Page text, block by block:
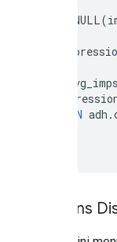
IFNULL(
JOIN adh .
Audiens